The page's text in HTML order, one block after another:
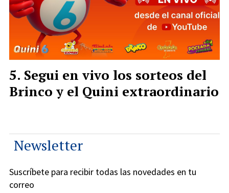
Segui en vivo los sorteos del
Brinco y el Quini extraordinario
Newsletter
Suscríbete para recibir todas las novedades en tu
correo